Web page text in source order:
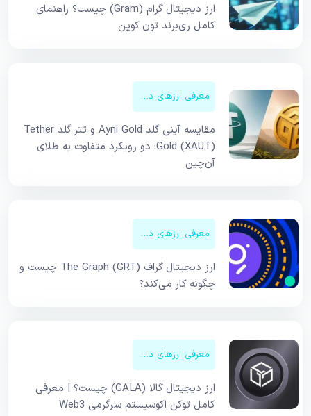
ارز دیجیتال گرام (Gram) چیست؟ راهنمای
کامل ری‌برند تون کوین
معرفی ارزهای دیجیتال
مقایسه آینی گلد Ayni Gold و تتر گلد Tether
Gold (XAUT): دو رویکرد متفاوت به طلای
آن‌چین
معرفی ارزهای دیجیتال
ارز دیجیتال گراف The Graph (GRT) چیست و
چگونه کار می‌کند؟
معرفی ارزهای دیجیتال
ارز دیجیتال گالا (GALA) چیست؟ | معرفی
کامل توکن اکوسیستم سرگرمی Web3